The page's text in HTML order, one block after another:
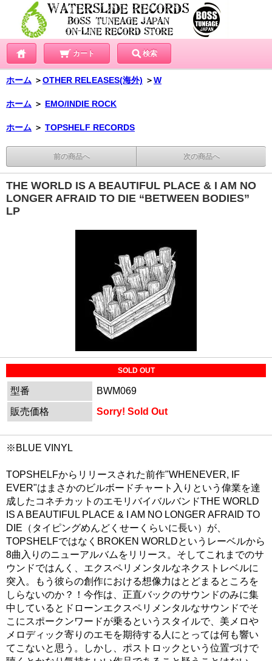
カート 検索
ホーム ＞OTHER RELEASES(海外) ＞W
ホーム ＞ EMO/INDIE ROCK
ホーム ＞ TOPSHELF RECORDS
前の商品へ 次の商品へ
THE WORLD IS A BEAUTIFUL PLACE & I AM NO
LONGER AFRAID TO DIE “BETWEEN BODIES”
LP
SOLD OUT
型番
BWM069
販売価格
Sorry! Sold Out
※BLUE VINYL
TOPSHELFからリリースされた前作"WHENEVER, IF
EVER"はまさかのビルボードチャート入りという偉業を達
成したコネチカットのエモリバイバルバンドTHE WORLD
IS A BEAUTIFUL PLACE & I AM NO LONGER AFRAID TO
DIE（タイピングめんどくせーくらいに長い）が、
TOPSHELFではなくBROKEN WORLDというレーベルから
8曲入りのニューアルバムをリリース。そしてこれまでのサ
ウンドではんく、エクスペリメンタルなネクストレベルに
突入。もう彼らの創作における想像力はとどまるところを
しらないのか？！今作は、正直バックのサウンドのみに集
中しているとドローンエクスペリメンタルなサウンドでそ
こにスポークンワードが乗るというスタイルで、美メロや
メロディック寄りのエモを期待する人にとっては何も響い
てこないと思う。しかし、ポストロックという位置づけで